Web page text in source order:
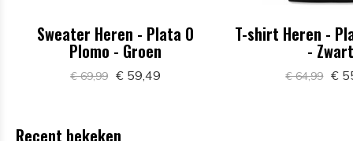
Sweater Heren - Plata O
Plomo - Groen
€ 69,99 € 59,49
T-shirt Heren -
-
€ 64,99 €
Recent bekeken